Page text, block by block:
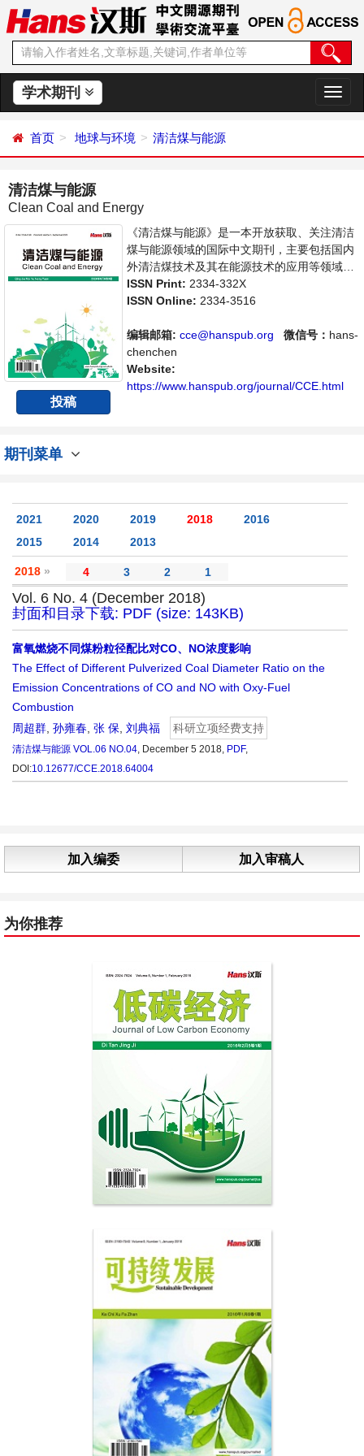
学术期刊
切
换
首页 地球与环境 清洁煤与能源
清洁煤与能源
Clean Coal and Energy
投稿
《清洁煤与能源》是一本开放获取、关注清洁
煤与能源领域的国际中文期刊，主要包括国内
外清洁煤技术及其在能源技术的应用等领域最
新成果介绍，学者讨论，某一领域的研究进展
和专业评论等多方面的内容，旨在给世界范围
分享和讨论清洁煤领域内不同方向问题与发展
的交流平台。
ISSN Print: 2334-332X
ISSN Online: 2334-3516
编辑邮箱: cce@hanspub.org 微信号： hans-
chenchen
Website:
https://www.hanspub.org/journal/CCE.html
期刊菜单
2021 2020 2019 2018
2016
2015
2014 2013
2018 » 4 3 2 1
Vol. 6 No. 4 (December 2018)
封面和目录下载: PDF (size: 143KB)
富氧燃烧不同煤粉粒径配比对CO、NO浓度影响
The Effect of Different Pulverized Coal Diameter Ratio on the
Emission Concentrations of CO and NO with Oxy-Fuel
Combustion
周超群 孙雍春 张 保 刘典福 科研立项经费支持
清洁煤与能源 VOL.06 NO.04, December 5 2018, PDF,
DOI:10.12677/CCE.2018.64004
加入编委 加入审稿人
为你推荐